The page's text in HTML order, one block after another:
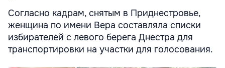
Согласно кадрам, снятым в Приднестровье,
женщина по имени Вера составляла списки
избирателей с левого берега Днестра для
транспортировки на участки для голосования.